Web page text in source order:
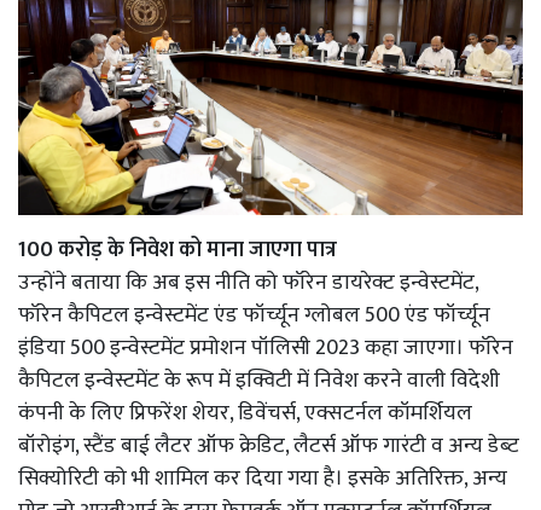
100 करोड़ के निवेश को माना जाएगा पात्र
उन्होंने बताया कि अब इस नीति को फॉरेन डायरेक्ट इन्वेस्टमेंट,
फॉरेन कैपिटल इन्वेस्टमेंट एंड फॉर्च्यून ग्लोबल 500 एंड फॉर्च्यून
इंडिया 500 इन्वेस्टमेंट प्रमोशन पॉलिसी 2023 कहा जाएगा। फॉरेन
कैपिटल इन्वेस्टमेंट के रूप में इक्विटी में निवेश करने वाली विदेशी
कंपनी के लिए प्रिफरेंश शेयर, डिवेंचर्स, एक्सटर्नल कॉमर्शियल
बॉरोइंग, स्टैंड बाई लैटर ऑफ क्रेडिट, लैटर्स ऑफ गारंटी व अन्य डेब्ट
सिक्योरिटी को भी शामिल कर दिया गया है। इसके अतिरिक्त, अन्य